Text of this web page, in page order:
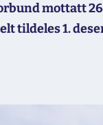
mottatt
tildeles 1.